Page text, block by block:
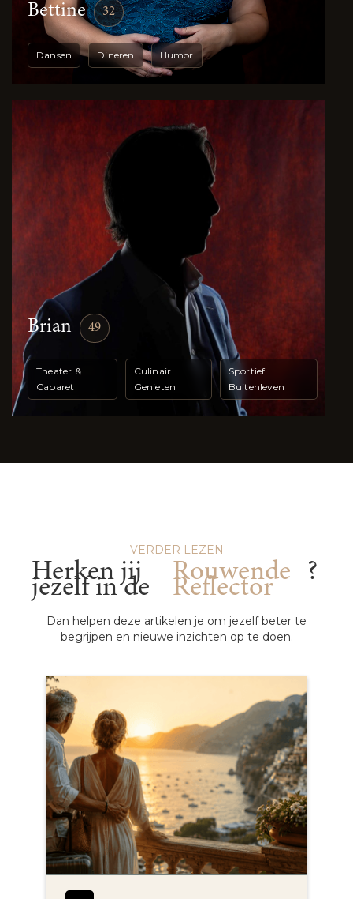
Bettine 32
Dansen Dineren Humor
Brian 49
Theater &
Cabaret
Culinair
Genieten
Sportief
Buitenleven
VERDER LEZEN
Herken jij
jezelf in de
Rouwende
Reflector
?
Dan helpen deze artikelen je om jezelf beter te
begrijpen en nieuwe inzichten op te doen.